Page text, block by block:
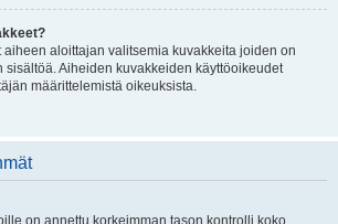
aloittajan valitsemia kuvakkeita joiden on
sisältöä. Aiheiden kuvakkeiden käyttöoikeudet
määrittelemistä oikeuksista.
on annettu korkeimman tason kontrolli koko